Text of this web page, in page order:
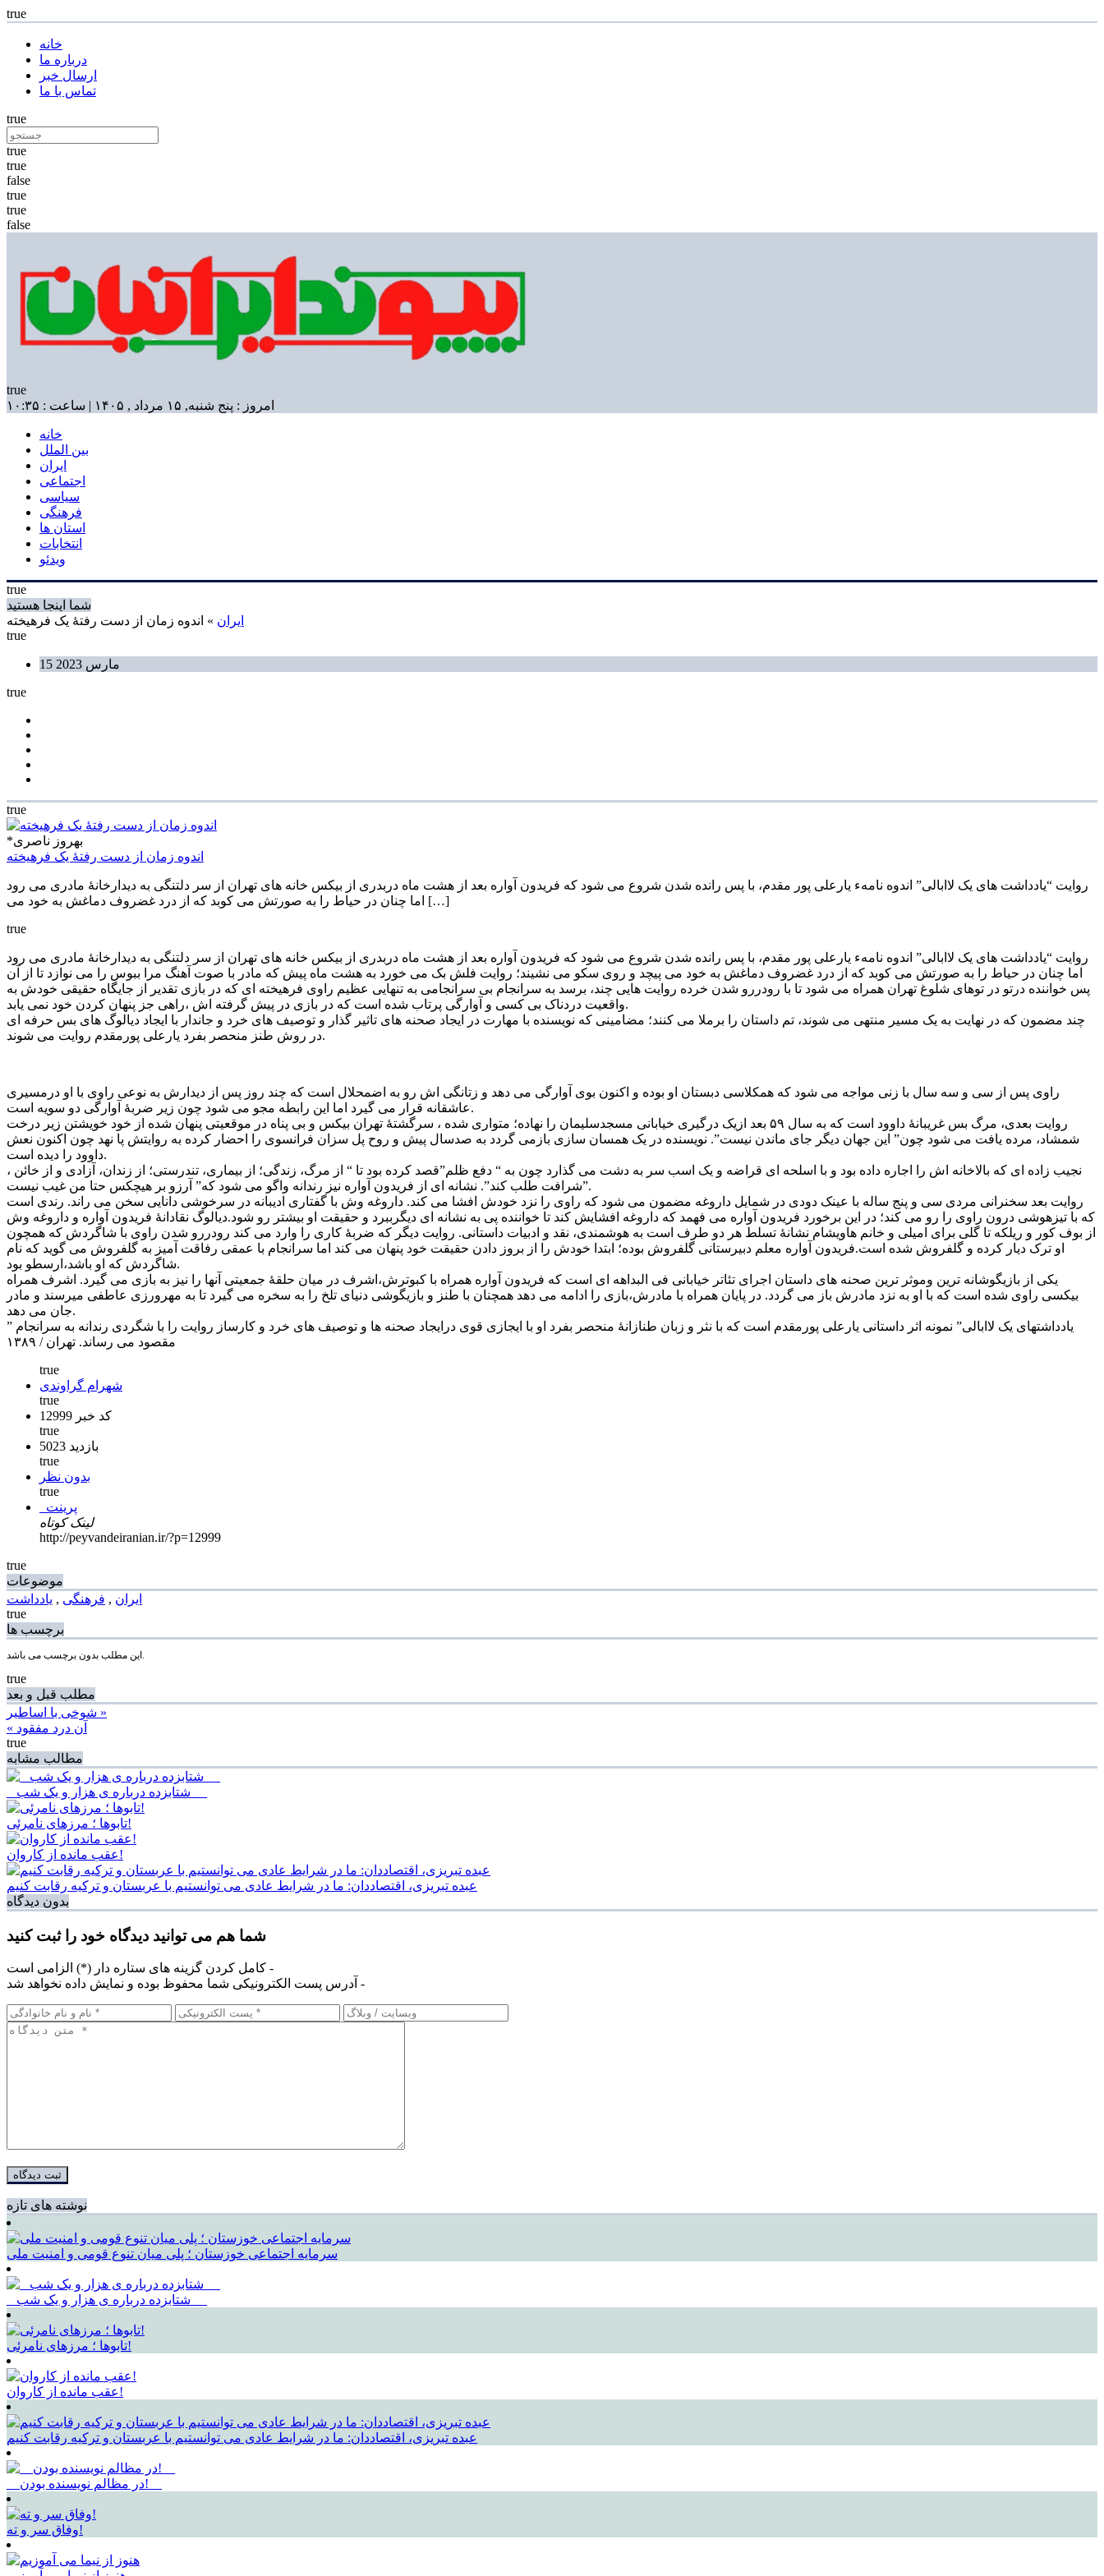
true
خانه
درباره ما
ارسال خبر
تماس با ما
true
true
true
false
true
true
false
true
امروز : پنج شنبه, ۱۵ مرداد , ۱۴۰۵ | ساعت : ۱۰:۳۵
خانه
بین الملل
ایران
اجتماعی
سیاسی
فرهنگی
استان ها
انتخابات
ویدئو
true
شما اینجا هستید
ایران » اندوه زمان از دست رفتۀ یک فرهیخته
true
15 مارس 2023
true
true
*بهروز ناصری
اندوه زمان از دست رفتۀ یک فرهیخته
روایت “یادداشت های یک لاابالی” اندوه نامهء یارعلی پور مقدم، با پس رانده شدن شروع می شود که فریدون آواره بعد از هشت ماه دربدری از بیکس خانه های تهران از سر دلتنگی به دیدارخانۀ مادری می رود
اما چنان در حیاط را به صورتش می کوبد که از درد غضروف دماغش به خود می […]
true
روایت “یادداشت های یک لاابالی” اندوه نامهء یارعلی پور مقدم، با پس رانده شدن شروع می شود که فریدون آواره بعد از هشت ماه دربدری از بیکس خانه های تهران از سر دلتنگی به دیدارخانۀ مادری می رود
اما چنان در حیاط را به صورتش می کوبد که از درد غضروف دماغش به خود می پیچد و روی سکو می نشیند؛ روایت فلش بک می خورد به هشت ماه پیش که مادر با صوت آهنگ مرا ببوس را می نوازد تا از آن
پس خواننده درتو در توهای شلوغ تهران همراه می شود تا با رودررو شدن خرده روایت هایی چند، برسد به سرانجام بی سرانجامی به تنهایی عظیم راوی فرهیخته ای که در بازی تقدیر از جایگاه حقیقی خودش به
واقعیت دردناک بی کسی و آوارگی پرتاب شده است که در بازی در پیش گرفته اش ،راهی جز پنهان کردن خود نمی یابد.
چند مضمون که در نهایت به یک مسیر منتهی می شوند، تم داستان را برملا می کنند؛ مضامینی که نویسنده با مهارت در ایجاد صحنه های تاثیر گذار و توصیف های خرد و جاندار با ایجاد دیالوگ های بس حرفه ای
در روش طنز منحصر بفرد یارعلی پورمقدم روایت می شوند.
راوی پس از سی و سه سال با زنی مواجه می شود که همکلاسی دبستان او بوده و اکنون بوی آوارگی می دهد و زتانگی اش رو به اضمحلال است که چند روز پس از دیدارش به نوعی راوی با او درمسیری
عاشقانه قرار می گیرد اما این رابطه مجو می شود چون زیر ضربۀ آوارگی دو سویه است.
روایت بعدی، مرگ بس غریبانۀ داوود است که به سال ۵۹ بعد ازیک درگیری خیابانی مسجدسلیمان را نهاده؛ متواری شده ، سرگشتۀ تهران بیکس و بی پناه در موقعیتی پنهان شده از خود خویشتن زیر درخت
شمشاد، مرده یافت می شود چون” این جهان دیگر جای ماندن نیست”. نویسنده در یک همسان سازی بازمی گردد به صدسال پیش و روح پل سزان فرانسوی را احضار کرده به روایتش پا نهد چون اکنون نعش
داوود را دیده است.
نجیب زاده ای که بالاخانه اش را اجاره داده بود و با اسلحه ای قراضه و یک اسب سر به دشت می گذارد چون به “ دفع ظلم”قصد کرده بود تا “ از مرگ، زندگی؛ از بیماری، تندرستی؛ از زندان، آزادی و از خائن ،
شرافت طلب کند”. نشانه ای از فریدون آواره نیز رندانه واگو می شود که” آرزو بر هیچکس حتا من غیب نیست”.
روایت بعد سخنرانی مردی سی و پنج ساله با عینک دودی در شمایل داروغه مضمون می شود که راوی را نزد خودش افشا می کند. داروغه وش با گفتاری ادیبانه در سرخوشی دانایی سخن می راند. رندی است
که با تیزهوشی درون راوی را رو می کند؛ در این برخورد فریدون آواره می فهمد که داروغه افشایش کند تا خواننده پی به نشانه ای دیگرببرد و حقیقت او بیشتر رو شود.دیالوگ نقادانۀ فریدون آواره و داروغه وش
از بوف کور و ریلکه تا گلی برای امیلی و خانم هاویشام نشانۀ تسلط هر دو طرف است به هوشمندی، نقد و ادبیات داستانی. روایت دیگر که ضربۀ کاری را وارد می کند رودررو شدن راوی با شاگردش که همچون
او ترک دیار کرده و گلفروش شده است.فریدون آواره معلم دبیرستانی گلفروش بوده؛ ابتدا خودش را از بروز دادن حقیقت خود پنهان می کند اما سرانجام با عمقی رفاقت آمیز به گلفروش می گوید که نام
شاگردش که او باشد،ارسطو بود.
یکی از بازیگوشانه ترین وموثر ترین صحنه های داستان اجرای تئاتر خیابانی فی البداهه ای است که فریدون آواره همراه با کبوترش،اشرف در میان حلقۀ جمعیتی آنها را نیز به بازی می گیرد. اشرف همراه
بیکسی راوی شده است که با او به نزد مادرش باز می گردد. در پایان همراه با مادرش،بازی را ادامه می دهد همچنان با طنز و بازیگوشی دنیای تلخ را به سخره می گیرد تا به مهرورزی عاطفی میرسند و مادر
جان می دهد.
” یادداشتهای یک لاابالی” نمونه اثر داستانی یارعلی پورمقدم است که با نثر و زبان طنازانۀ منحصر بفرد او با ایجازی قوی درایجاد صحنه ها و توصیف های خرد و کارساز روایت را با شگردی رندانه به سرانجام
مقصود می رساند. تهران / ۱۳۸۹
true
شهرام گراوندی
true
کد خبر 12999
true
5023 بازدید
true
بدون نظر
true
پرینت
لینک کوتاه
http://peyvandeiranian.ir/?p=12999
true
موضوعات
ایران , فرهنگی , یادداشت
true
برچسب ها
این مطلب بدون برچسب می باشد.
true
مطلب قبل و بعد
شوخی با اساطیر »
« آن درد مفقود
true
مطالب مشابه
تابوها ؛ مرزهای نامرئی!
عقب مانده از کاروان!
عبده تبریزی، اقتصاددان: ما در شرایط عادی می توانستیم با عربستان و ترکیه رقابت کنیم
بدون دیدگاه
شما هم می توانید دیدگاه خود را ثبت کنید
کامل کردن گزینه های ستاره دار (*) الزامی است -
آدرس پست الکترونیکی شما محفوظ بوده و نمایش داده نخواهد شد -
نوشته های تازه
سرمایه اجتماعی خوزستان ؛ پلی میان تنوع قومی و امنیت ملی
تابوها ؛ مرزهای نامرئی!
عقب مانده از کاروان!
عبده تبریزی، اقتصاددان: ما در شرایط عادی می توانستیم با عربستان و ترکیه رقابت کنیم
__در مظالم نویسنده بودن!__
وفاق سر و ته!